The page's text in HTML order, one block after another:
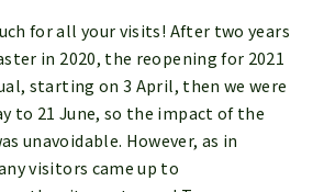
for all your visits! After two years
in 2020, the reopening for 2021
starting on 3 April, then we were
to 21 June, so the impact of the
unavoidable. However, as in
visitors came up to